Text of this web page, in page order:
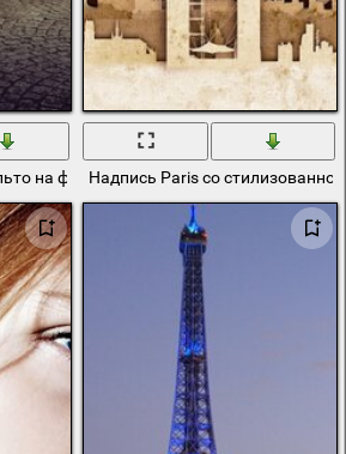
на фоне серого renault clio initiale paris
Надпись Paris со